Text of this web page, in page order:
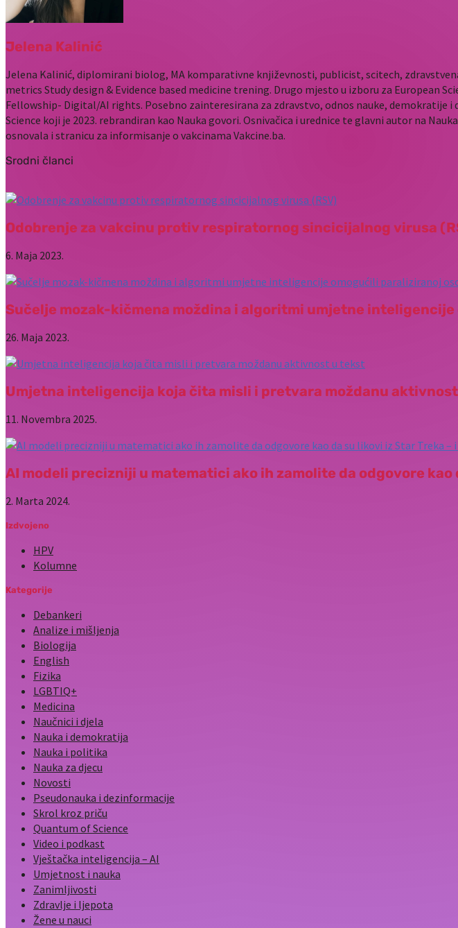
Jelena Kalinić
Jelena Kalinić, diplomirani biolog, MA komparativne književnosti, publicist, scitech,
metrics Study design & Evidence based medicine trening. Drugo mjesto u izboru za European
Fellowship- Digital/AI rights. Posebno zainteresirana za zdravstvo, odnos nauke, demokratije
Science koji je 2023. rebrandiran kao Nauka govori. Osnivačica i urednice te glavni autor na
osnovala i stranicu za informisanje o vakcinama Vakcine.ba.
Srodni članci
Odobrenje za vakcinu protiv respiratornog sincicijalnog virusa
6. Maja 2023.
Sučelje mozak-kičmena moždina i algoritmi umjetne
26. Maja 2023.
Umjetna inteligencija koja čita misli i pretvara moždanu
11. Novembra 2025.
AI modeli precizniji u matematici ako ih zamolite da odgovore
2. Marta 2024.
Izdvojeno
HPV
Kolumne
Kategorije
Debankeri
Analize i mišljenja
Biologija
English
Fizika
LGBTIQ+
Medicina
Naučnici i djela
Nauka i demokratija
Nauka i politika
Nauka za djecu
Novosti
Pseudonauka i dezinformacije
Skrol kroz priču
Quantum of Science
Video i podkast
Vještačka inteligencija – AI
Umjetnost i nauka
Zanimljivosti
Zdravlje i ljepota
Žene u nauci